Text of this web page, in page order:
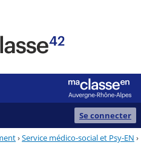
Se connecter
›Service médico-social et Psy-EN ›